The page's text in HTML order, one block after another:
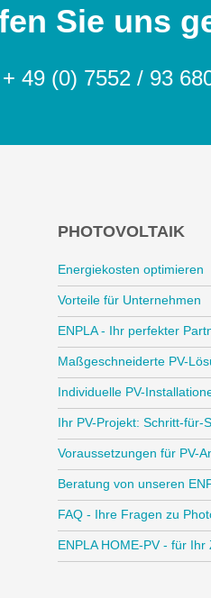
Sie uns
+ 49 (0) 7552 / 93
PHOTOVOLTAIK
Energiekosten optimieren
Vorteile für Unternehmen
ENPLA - Ihr perfekter
Maßgeschneiderte PV-
Individuelle PV-
Ihr PV-Projekt: Schritt-für-
Voraussetzungen für PV-
Beratung von unseren
FAQ - Ihre Fragen zu
ENPLA HOME-PV - für Ihr